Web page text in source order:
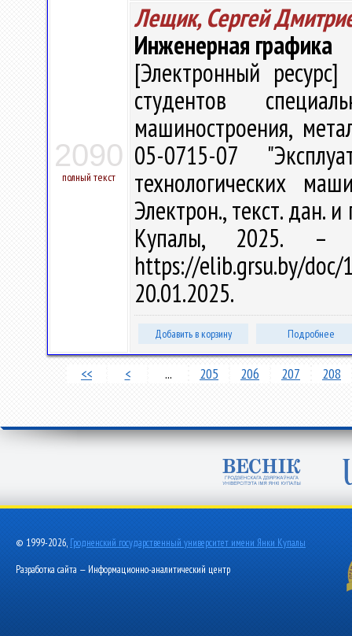
2090
полный текст
Лещик, Сергей
Инженерная графика
[Электронный
студентов
машиностроения,
05-0715-07
технологических
Электрон., текст. дан.
Купалы, 2025. –
https://elib.grsu.by/
20.01.2025.
Добавить в корзину Подробнее
<< < ... 205 206 207 208
© 1999-2026, Гродненский государственный университет имени Янки Купалы
Разработка сайта — Информационно-аналитический центр